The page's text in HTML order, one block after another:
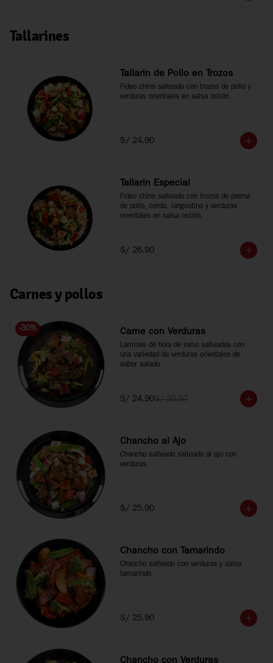
Tallarines
Tallarin de Pollo en Trozos
Fideo chino salteado con trozos de pollo y
verduras orientales en salsa ostión.
S/ 24.90
Tallarin Especial
Fideo chino salteado con trozos de pierna
de pollo, cerdo, langostino y verduras
orientales en salsa ostión.
S/ 26.90
Carnes y pollos
-30% Carne con Verduras
Laminas de bola de lomo salteadas con
una variedad de verduras orientales de
sabor salado.
S/ 24.90S/ 35.57
Chancho al Ajo
Chancho salteado salteado al ajo con
verduras.
S/ 25.90
Chancho con Tamarindo
Chancho salteado con verduras y salsa
tamarindo.
S/ 25.90